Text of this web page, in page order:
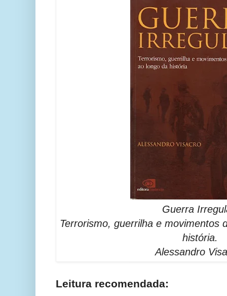
Guerra
Terrorismo, guerrilha e movimentos
história.
Alessandro
Leitura recomendada: